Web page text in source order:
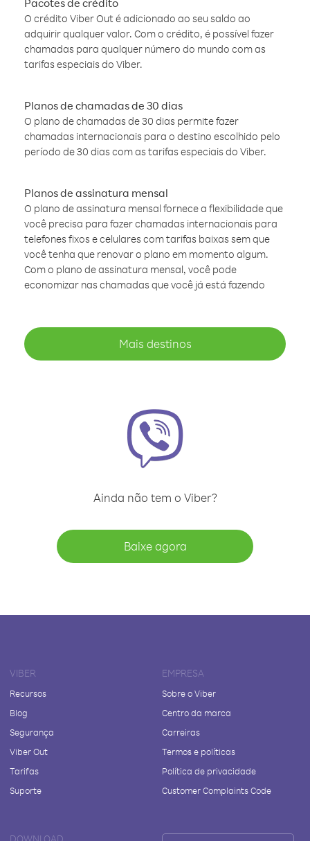
Pacotes de crédito
O crédito Viber Out é adicionado ao seu saldo ao
adquirir qualquer valor. Com o crédito, é possível fazer
chamadas para qualquer número do mundo com as
tarifas especiais do Viber.
Planos de chamadas de 30 dias
O plano de chamadas de 30 dias permite fazer
chamadas internacionais para o destino escolhido pelo
período de 30 dias com as tarifas especiais do Viber.
Planos de assinatura mensal
O plano de assinatura mensal fornece a flexibilidade que
você precisa para fazer chamadas internacionais para
telefones fixos e celulares com tarifas baixas sem que
você tenha que renovar o plano em momento algum.
Com o plano de assinatura mensal, você pode
economizar nas chamadas que você já está fazendo
Mais destinos
Ainda não tem o Viber?
Baixe agora
VIBER
Recursos
Blog
Segurança
Viber Out
Tarifas
Suporte
EMPRESA
Sobre o Viber
Centro da marca
Carreiras
Termos e políticas
Política de privacidade
Customer Complaints Code
DOWNLOAD